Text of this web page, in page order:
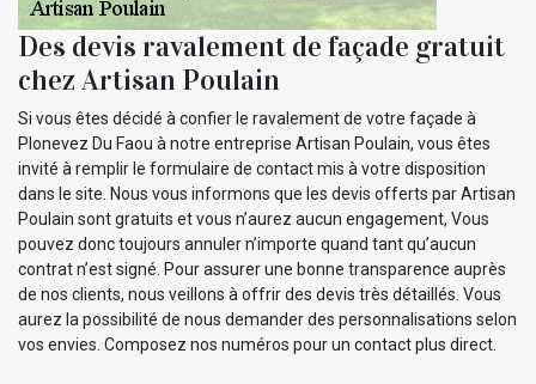
Des devis ravalement de façade gratuit
chez Artisan Poulain
Si vous êtes décidé à confier le ravalement de votre façade à
Plonevez Du Faou à notre entreprise Artisan Poulain, vous êtes
invité à remplir le formulaire de contact mis à votre disposition
dans le site. Nous vous informons que les devis offerts par Artisan
Poulain sont gratuits et vous n’aurez aucun engagement, Vous
pouvez donc toujours annuler n’importe quand tant qu’aucun
contrat n’est signé. Pour assurer une bonne transparence auprès
de nos clients, nous veillons à offrir des devis très détaillés. Vous
aurez la possibilité de nous demander des personnalisations selon
vos envies. Composez nos numéros pour un contact plus direct.